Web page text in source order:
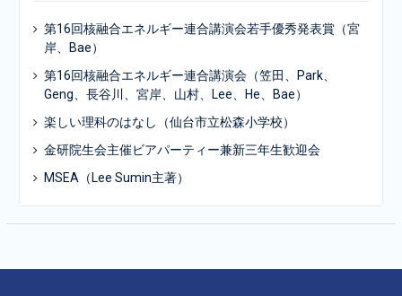
第16回核融合エネルギー連合講演会若手優秀発表賞（宮
岸、Bae）
第16回核融合エネルギー連合講演会（笠田、Park、
Geng、長谷川、宮岸、山村、Lee、He、Bae）
楽しい理科のはなし（仙台市立松森小学校）
金研院生会主催ビアパーティー兼新三年生歓迎会
MSEA（Lee Sumin主著）